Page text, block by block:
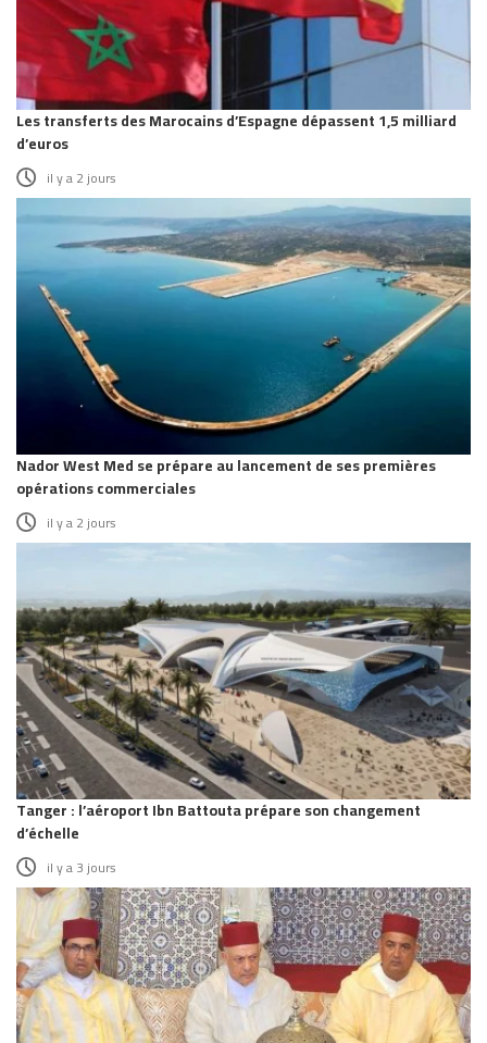
Les transferts des Marocains d’Espagne dépassent 1,5 milliard
d’euros
il y a 2 jours
Nador West Med se prépare au lancement de ses premières
opérations commerciales
il y a 2 jours
Tanger : l’aéroport Ibn Battouta prépare son changement
d’échelle
il y a 3 jours